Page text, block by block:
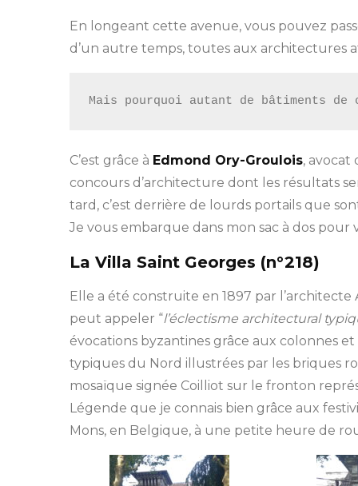
En longeant cette avenue, vous pouvez
d’un autre temps, toutes aux architectures
Mais pourquoi autant de bâtiments de
C’est grâce à Edmond Ory-Groulois, avocat
concours d’architecture dont les résultats
tard, c’est derrière de lourds portails que
Je vous embarque dans mon sac à dos
La Villa Saint Georges (n°218)
Elle a été construite en 1897 par
peut appeler “l’éclectisme architectural
évocations byzantines grâce aux colonnes
typiques du Nord illustrées par les briques
mosaïque signée Coilliot sur le fronton
Légende que je connais bien grâce aux
Mons, en Belgique, à une petite heure de